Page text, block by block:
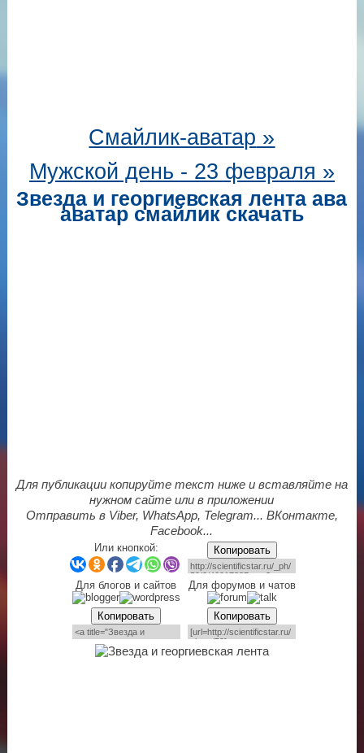
Смайлик-аватар »
Мужской день - 23 февраля »
Звезда и георгиевская лента ава
аватар смайлик скачать
Для публикации копируйте текст ниже и вставляйте на
нужном сайте или в приложении
Отправить в Viber, WhatsApp, Telegram... ВКонтакте,
Facebook...
Или кнопкой: Копировать
Для блогов и сайтов Для форумов и чатов
Копировать Копировать